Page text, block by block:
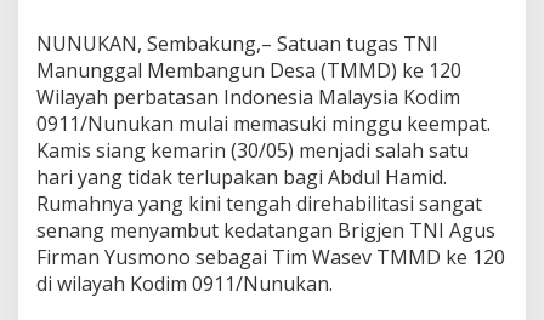
NUNUKAN, Sembakung,– Satuan tugas TNI
Manunggal Membangun Desa (TMMD) ke 120
Wilayah perbatasan Indonesia Malaysia Kodim
0911/Nunukan mulai memasuki minggu keempat.
Kamis siang kemarin (30/05) menjadi salah satu
hari yang tidak terlupakan bagi Abdul Hamid.
Rumahnya yang kini tengah direhabilitasi sangat
senang menyambut kedatangan Brigjen TNI Agus
Firman Yusmono sebagai Tim Wasev TMMD ke 120
di wilayah Kodim 0911/Nunukan.